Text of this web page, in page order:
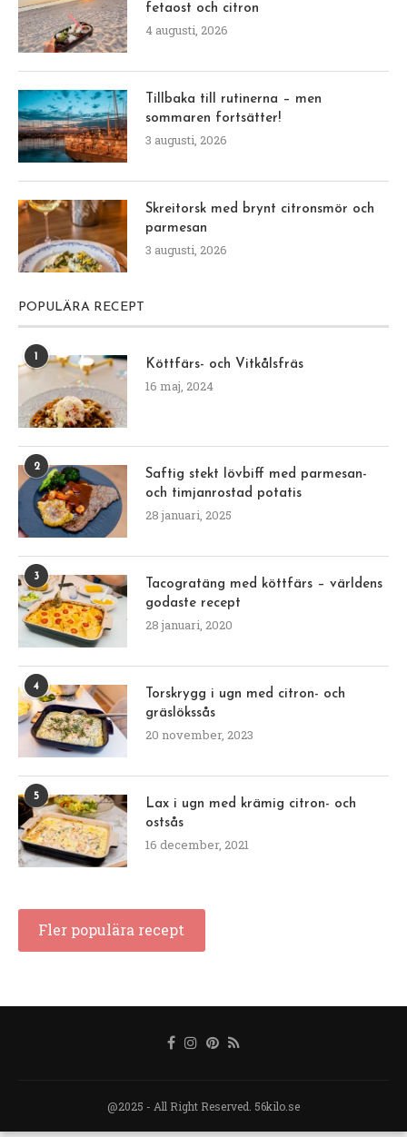
fetaost och citron
4 augusti, 2026
Tillbaka till rutinerna – men
sommaren fortsätter!
3 augusti, 2026
Skreitorsk med brynt citronsmör och
parmesan
3 augusti, 2026
POPULÄRA RECEPT
1
Köttfärs- och Vitkålsfräs
16 maj, 2024
2
Saftig stekt lövbiff med parmesan-
och timjanrostad potatis
28 januari, 2025
3
Tacogratäng med köttfärs – världens
godaste recept
28 januari, 2020
4
Torskrygg i ugn med citron- och
gräslökssås
20 november, 2023
5
Lax i ugn med krämig citron- och
ostsås
16 december, 2021
Fler populära recept
@2025 - All Right Reserved. 56kilo.se